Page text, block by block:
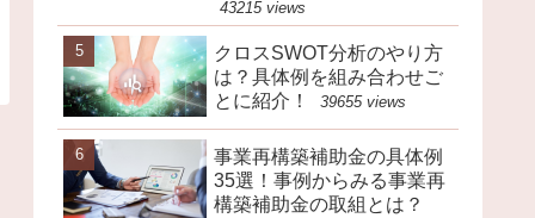
43215 views
クロスSWOT分析のやり方
は？具体例を組み合わせご
とに紹介！
39655 views
事業再構築補助金の具体例
35選！事例からみる事業再
構築補助金の取組とは？